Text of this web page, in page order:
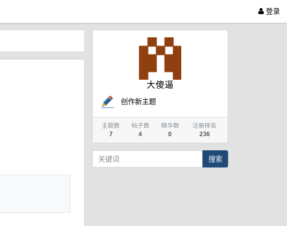
登录
大傻逼
创作新主题
主题数
7
帖子数
4
精华数
0
注册排名
236
搜索